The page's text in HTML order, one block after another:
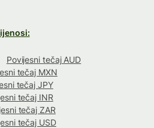
Povijesni tečaj AUD
tečaj MXN
tečaj JPY
tečaj INR
tečaj ZAR
tečaj USD